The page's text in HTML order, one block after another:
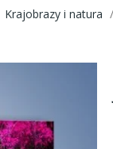
Krajobrazy i natura